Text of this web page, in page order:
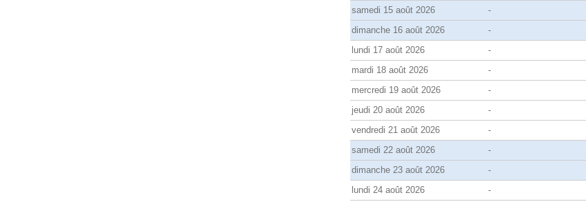
samedi 15 août 2026
-
dimanche 16 août 2026
-
lundi 17 août 2026
-
mardi 18 août 2026
-
mercredi 19 août 2026
-
jeudi 20 août 2026
-
vendredi 21 août 2026
-
samedi 22 août 2026
-
dimanche 23 août 2026
-
lundi 24 août 2026
-